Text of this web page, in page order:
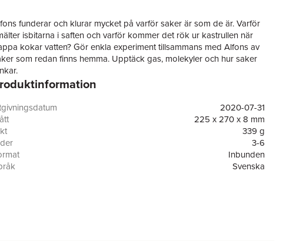
funderar och klurar mycket på varför saker är som de är. Varför
isbitarna i saften och varför kommer det rök ur kastrullen när
kokar vatten? Gör enkla experiment tillsammans med Alfons av
som redan finns hemma. Upptäck gas, molekyler och hur saker
2020-07-31
225 x 270 x 8 mm
339 g
3-6
Inbunden
Svenska